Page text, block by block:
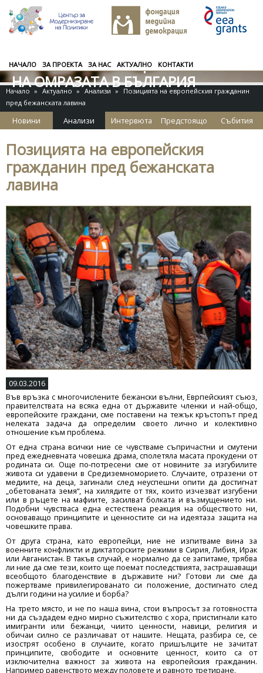
Премини към основното съдържание
НАЧАЛО ЗА ПРОЕКТА ЗА НАС АКТУАЛНО КОНТАКТИ
ОТ ПРЕДРАЗСЪДЪЦИ КЪМ
НЕТЪРПИМОСТ:
ОБХВАТ И ПРЕВЕНЦИЯ НА ЕЗИКА
НА ОМРАЗАТА В БЪЛГАРИЯ
Начало » Актуално » Анализи »
Позицията на европейския гражданин
пред бежанската лавина
Новини Анализи Интервюта Предстоящо Събития
Позицията на европейския
гражданин пред бежанската
лавина
09.03.2016
Във връзка с многочислените бежански вълни, Еврпейският съюз,
правителствата на всяка една от държавите членки и най-общо,
европейските граждани, сме поставени на тежък кръстопът пред
нелеката задача да определим своето лично и колективно
отношение към проблема.
От една страна всички ние се чувстваме съпричастни и смутени
пред ежедневната човешка драма, сполетяла масата прокудени от
родината си. Още по-потресени сме от новините за изгубилите
живота си удавени в Средиземноморието. Случаите, отразени от
медиите, на деца, загинали след неуспешни опити да достигнат
„обетованата земя“, на хилядите от тях, които изчезват изгубени
или в ръцете на мафиите, засилват болката и възмущението ни.
Подобни чувстваса една естествена реакция на обществото ни,
основаващо принципите и ценностите си на идеятаза защита на
човешките права.
От друга страна, като европейци, ние не изпитваме вина за
военните конфликти и диктаторските режими в Сирия, Либия, Ирак
или Авганистан. В такъв случай, е нормално да се запитаме, трябва
ли ние да сме тези, които ще поемат последствията, застрашаващи
всеобщото благоденствие в държавите ни? Готови ли сме да
пожертваме привилегированато си положение, достигнато след
дълги години на усилие и борба?
На трето място, и не по наша вина, стои въпросът за готовността
ни да създадем едно мирно съжителство с хора, пристигнали като
имигранти или бежанци, чиито ценности, навици, религия и
обичаи силно се различават от нашите. Нещата, разбира се, се
изострят особено в случаите, когато пришълците не зачитат
принципите, свободите и основните ценност, които са от
изключителна важност за живота на европейския гражданин.
Например равенството между половете и равното третиране.